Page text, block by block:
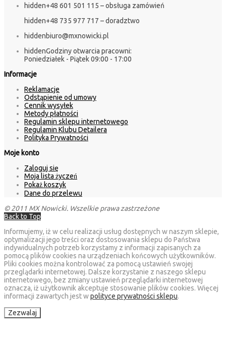
hidden+48 601 501 115 – obsługa zamówień
hidden+48 735 977 717 – doradztwo
hiddenbiuro@mxnowicki.pl
hiddenGodziny otwarcia pracowni:
Poniedziałek - Piątek 09:00 - 17:00
Informacje
Reklamacje
Odstąpienie od umowy
Cennik wysyłek
Metody płatności
Regulamin sklepu internetowego
Regulamin Klubu Detailera
Polityka Prywatności
Moje konto
Zaloguj się
Moja lista życzeń
Pokaż koszyk
Dane do przelewu
© 2011 MX Nowicki. Wszelkie prawa zastrzeżone
Back to Top
Informujemy, iż w celu realizacji usług dostępnych w naszym sklepie,
optymalizacji jego treści oraz dostosowania sklepu do Państwa
indywidualnych potrzeb korzystamy z informacji zapisanych za
pomocą plików cookies na urządzeniach końcowych użytkowników.
Pliki cookies można kontrolować za pomocą ustawień swojej
przeglądarki internetowej. Dalsze korzystanie z naszego sklepu
internetowego, bez zmiany ustawień przeglądarki internetowej
oznacza, iż użytkownik akceptuje stosowanie plików cookies. Więcej
informacji zawartych jest wpolityce prywatności sklepu.
Zezwalaj